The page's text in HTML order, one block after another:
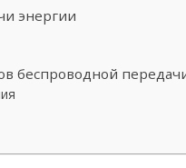
энергии
беспроводной